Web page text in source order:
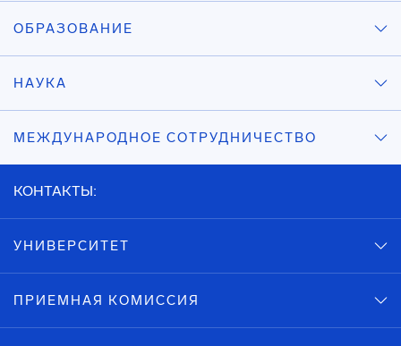
ОБРАЗОВАНИЕ
НАУКА
МЕЖДУНАРОДНОЕ СОТРУДНИЧЕСТВО
КОНТАКТЫ:
УНИВЕРСИТЕТ
ПРИЕМНАЯ КОМИССИЯ